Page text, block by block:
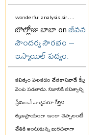
wonderful analysis sir...
బొల్లోజు బాబా onజీవన
సౌందర్య సౌరభం –
ఇస్మాయిల్ పద్యం.
కవిత్వం పలకడం చేతకానివాడే కీర్తి
వెంట పడతాడు. నిజానికి కవిత్వాన్ని
ప్రేమించే వాళ్ళెవరూ కీర్తిని
తృణప్రాయంగా ఇంకా చెప్పాలంటే
చేతికి అంటుకున్న బురదలాగా